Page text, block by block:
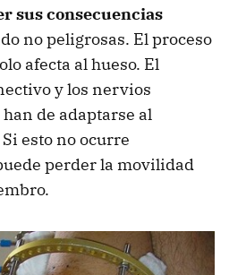
sus consecuencias
no peligrosas. El proceso
afecta al hueso. El
y los nervios
de adaptarse al
esto no ocurre
perder la movilidad